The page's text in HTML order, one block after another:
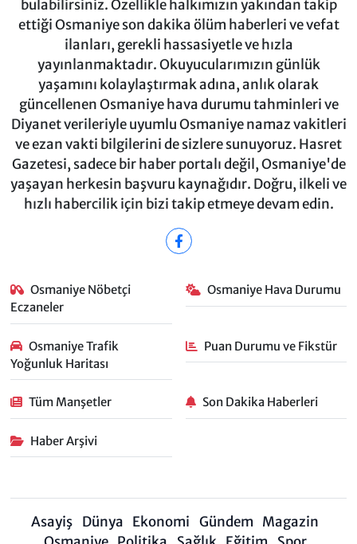
bulabilirsiniz. Özellikle halkımızın yakından takip
ettiği Osmaniye son dakika ölüm haberleri ve vefat
ilanları, gerekli hassasiyetle ve hızla
yayınlanmaktadır. Okuyucularımızın günlük
yaşamını kolaylaştırmak adına, anlık olarak
güncellenen Osmaniye hava durumu tahminleri ve
Diyanet verileriyle uyumlu Osmaniye namaz vakitleri
ve ezan vakti bilgilerini de sizlere sunuyoruz. Hasret
Gazetesi, sadece bir haber portalı değil, Osmaniye'de
yaşayan herkesin başvuru kaynağıdır. Doğru, ilkeli ve
hızlı habercilik için bizi takip etmeye devam edin.
Osmaniye Nöbetçi
Eczaneler
Osmaniye Hava Durumu
Osmaniye Trafik
Yoğunluk Haritası
Puan Durumu ve Fikstür
Tüm Manşetler Son Dakika Haberleri
Haber Arşivi
Asayiş Dünya Ekonomi Gündem Magazin